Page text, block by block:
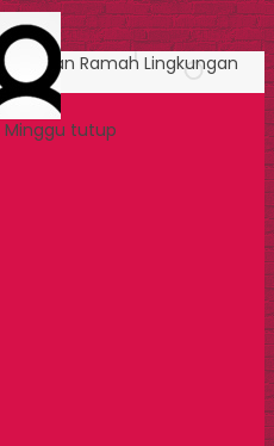
Ramah Lingkungan
Minggu tutup